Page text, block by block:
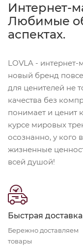
Интернет-
Любимые
аспектах.
LOVLA -
новый бренд
для ценителей не
качества без
понимает и ценит
курсе мировых
осознанно, у кого
жизненные
всей душой!
Быстрая доставка
Бережно доставляем
товары